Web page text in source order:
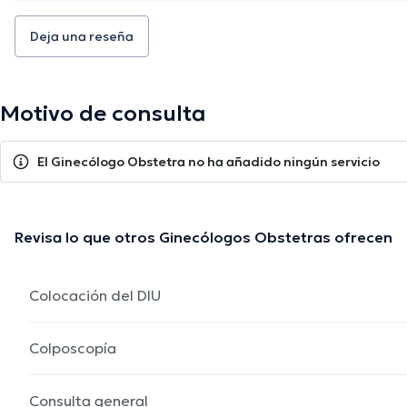
Deja una reseña
Motivo de consulta
El Ginecólogo Obstetra no ha añadido ningún servicio
Revisa lo que otros Ginecólogos Obstetras ofrecen
Colocación del DIU
Colposcopía
Consulta general